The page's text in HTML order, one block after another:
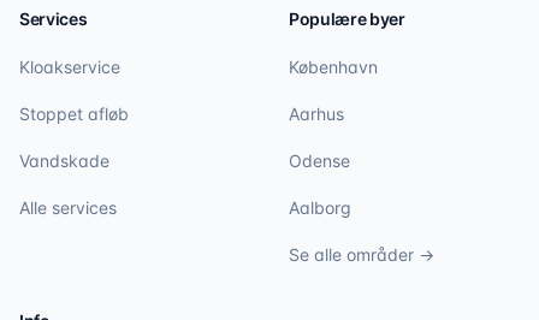
Services
Kloakservice
Stoppet afløb
Vandskade
Alle services
Populære byer
København
Aarhus
Odense
Aalborg
Se alle områder →